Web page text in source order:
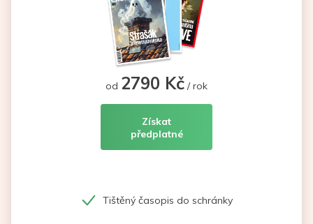
od 2790 Kč / rok
Získat
předplatné
Tištěný časopis do schránky